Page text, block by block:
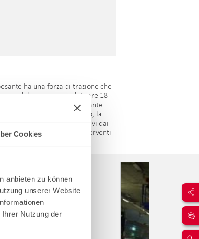
Cookies
anbieten zu können
unserer Website
Nutzung der
ha una forza di trazione che
di leva, in grado di tirare 18
danneggiati. Pertanto, durante
via». Per questo motivo, la
120 tonnellate di cavi dai
sono stati necessari interventi